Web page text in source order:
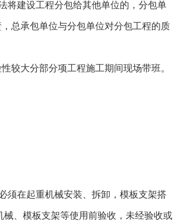
建设工程分包给其他单位的，分包单
总承包单位与分包单位对分包工程的质
大分部分项工程施工期间现场带班。
在起重机械安装、拆卸，模板支架搭
、模板支架等使用前验收，未经验收或